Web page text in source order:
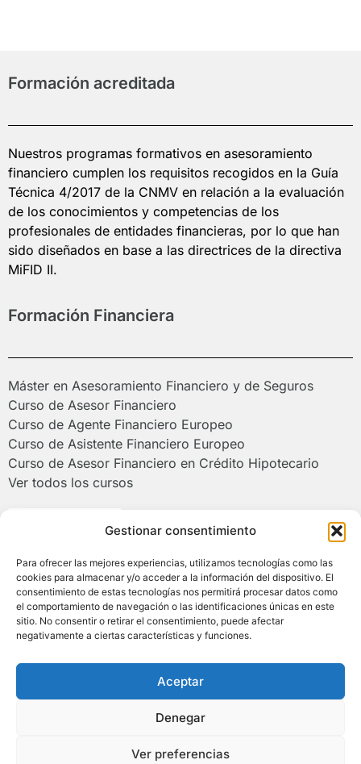
Gestionar consentimiento
Para ofrecer las mejores experiencias, utilizamos tecnologías como las
cookies para almacenar y/o acceder a la información del dispositivo. El
consentimiento de estas tecnologías nos permitirá procesar datos como
el comportamiento de navegación o las identificaciones únicas en este
sitio. No consentir o retirar el consentimiento, puede afectar
negativamente a ciertas características y funciones.
Aceptar
Denegar
Ver preferencias
Formación acreditada
Nuestros programas formativos en asesoramiento
financiero cumplen los requisitos recogidos en la Guía
Técnica 4/2017 de la CNMV en relación a la evaluación
de los conocimientos y competencias de los
profesionales de entidades financieras, por lo que han
sido diseñados en base a las directrices de la directiva
MiFID II.
Formación Financiera
Máster en Asesoramiento Financiero y de Seguros
Curso de Asesor Financiero
Curso de Agente Financiero Europeo
Curso de Asistente Financiero Europeo
Curso de Asesor Financiero en Crédito Hipotecario
Ver todos los cursos
Campus de Alcoy de la Universitat
Politècnica de València
(+34) 966 528 520 | (+34) 673 930 290
Plaza Ferrándiz y Carbonell, s/n 03801 Alcoy